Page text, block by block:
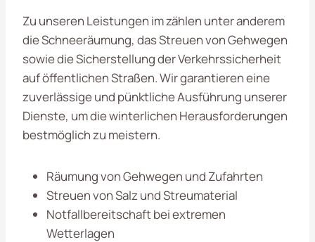
Zu unseren Leistungen im zählen unter anderem
die Schneeräumung, das Streuen von Gehwegen
sowie die Sicherstellung der Verkehrssicherheit
auf öffentlichen Straßen. Wir garantieren eine
zuverlässige und pünktliche Ausführung unserer
Dienste, um die winterlichen Herausforderungen
bestmöglich zu meistern.
Räumung von Gehwegen und Zufahrten
Streuen von Salz und Streumaterial
Notfallbereitschaft bei extremen
Wetterlagen